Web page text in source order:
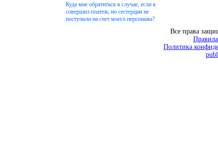
Куда мне обратиться в случае, если я
совершил платеж, но сестерции не
поступили на счет моего персонажа?
Все права
Политика